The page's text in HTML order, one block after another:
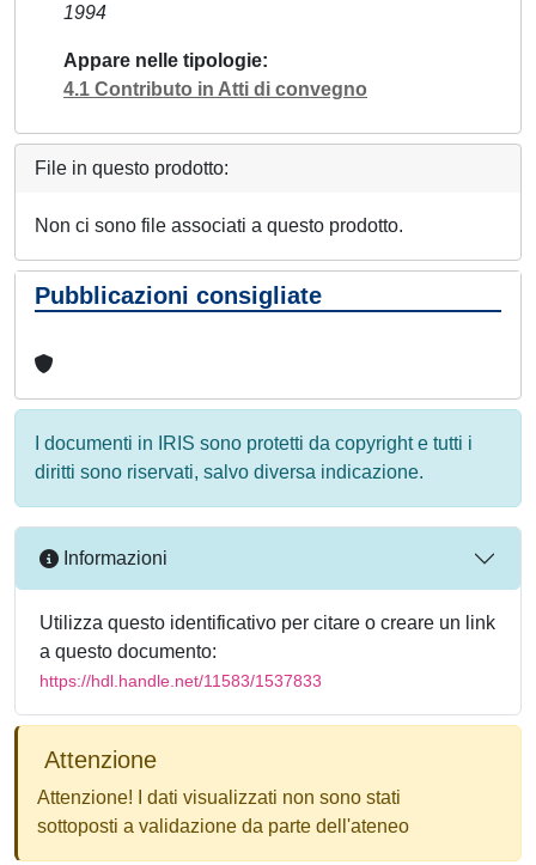
1994
Appare nelle tipologie
4.1 Contributo in Atti di convegno
File in questo prodotto:
Non ci sono file associati a questo prodotto.
Pubblicazioni consigliate
I documenti in IRIS sono protetti da copyright e tutti i
diritti sono riservati, salvo diversa indicazione.
Informazioni
Utilizza questo identificativo per citare o creare un link
a questo documento:
https://hdl.handle.net/11583/1537833
Attenzione
Attenzione! I dati visualizzati non sono stati
sottoposti a validazione da parte dell'ateneo